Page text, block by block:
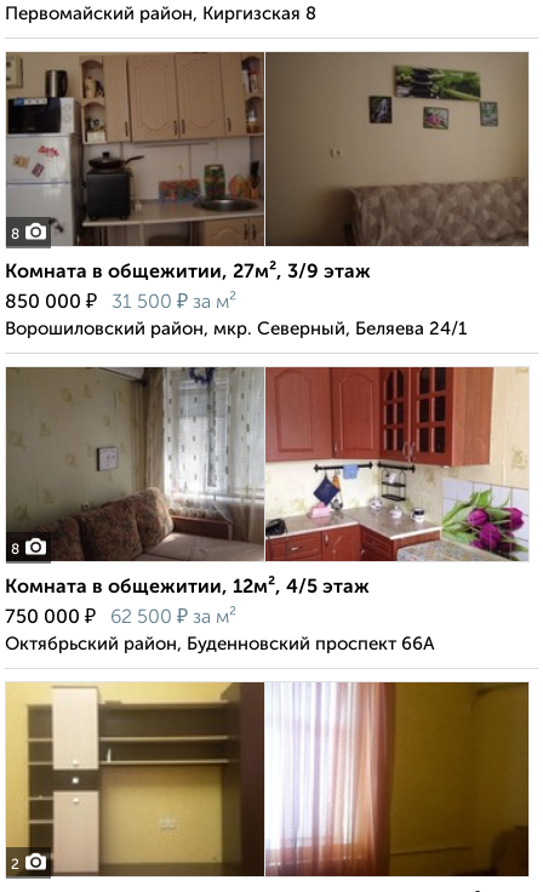
Первомайский район, Киргизская 8
8
Комната в общежитии, 27м², 3/9 этаж
850 000 ₽ 31 500 ₽ за м²
Ворошиловский район, мкр. Северный, Беляева 24/1
8
Комната в общежитии, 12м², 4/5 этаж
750 000 ₽ 62 500 ₽ за м²
Октябрьский район, Буденновский проспект 66А
2